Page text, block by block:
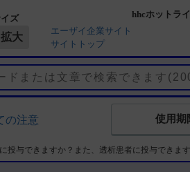
ズ
エーザイ企業サイト
サイトトップ
hhcホットラ
の注意 使用期
投与できますか？また、透析患者に投与できま